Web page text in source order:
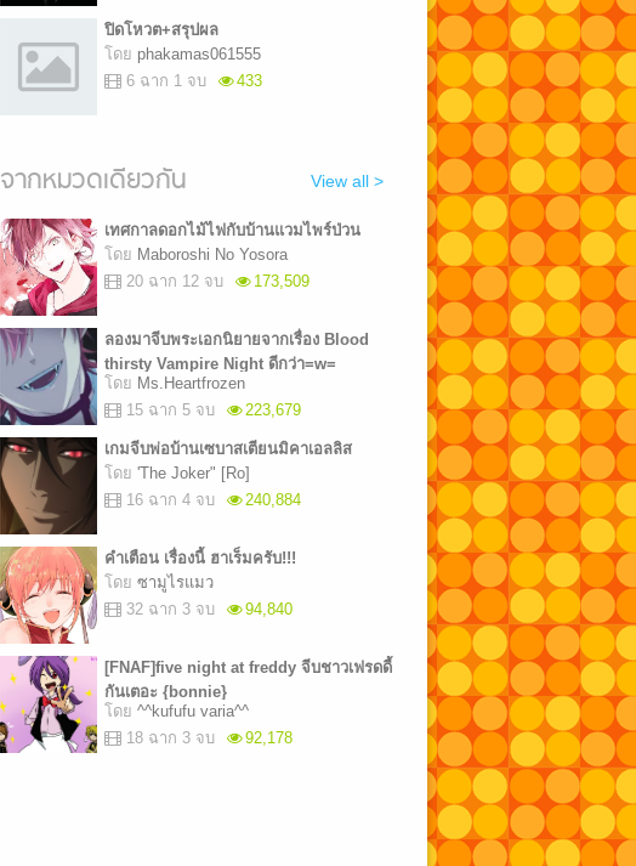
ปิดโหวต+สรุปผล
โดย phakamas061555
6 ฉาก 1 จบ
433
จากหมวดเดียวกัน View all >
เทศกาลดอกไม้ไฟกับบ้านแวมไพร์ป่วน
โดย Maboroshi No Yosora
20 ฉาก 12 จบ
173,509
ลองมาจีบพระเอกนิยายจากเรื่อง Blood
thirsty Vampire Night ดีกว่า=w=
โดย Ms.Heartfrozen
15 ฉาก 5 จบ
223,679
เกมจีบพ่อบ้านเซบาสเตียนมิคาเอลลิส
โดย 'The Joker" [Ro]
16 ฉาก 4 จบ
240,884
คำเตือน เรื่องนี้ ฮาเร็มครับ!!!
โดย ซามูไรแมว
32 ฉาก 3 จบ
94,840
[FNAF]five night at freddy จีบชาวเฟรดดี้
กันเตอะ {bonnie}
โดย ^^kufufu varia^^
18 ฉาก 3 จบ
92,178